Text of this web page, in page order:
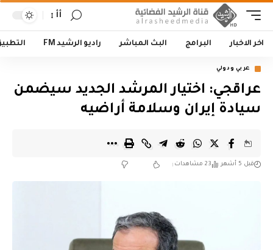
أأ
اخر الاخبار البرامج البث المباشر راديو الرشيد FM
عربي ودولي
عراقجي: اختيار المرشد الجديد سيضمن
سيادة إيران وسلامة أراضيه
قبل 5 أشهر 23 مشاهدات